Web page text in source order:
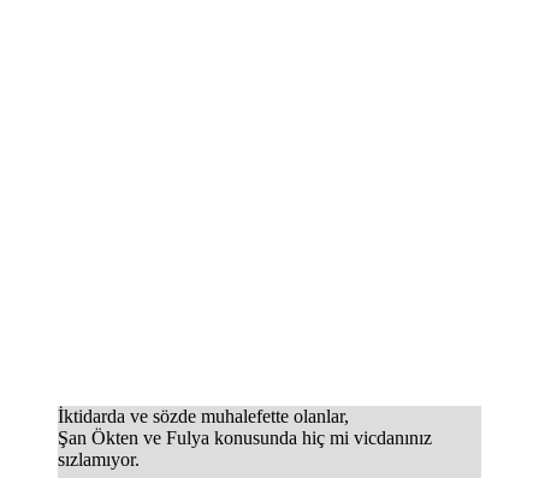
İktidarda ve sözde muhalefette olanlar,
Şan Ökten ve Fulya konusunda hiç mi vicdanınız
sızlamıyor.